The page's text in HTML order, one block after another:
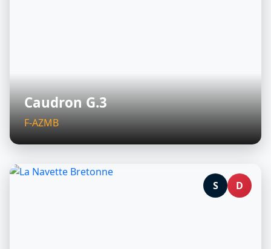
Caudron G.3
F-AZMB
S D